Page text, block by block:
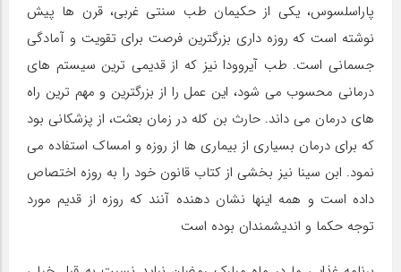
پاراسلسوس، یکی از حکیمان طب سنتی غربی، قرن ها پیش
نوشته است که روزه داری بزرگترین فرصت برای تقویت و آمادگی
جسمانی است. طب آیروودا نیز که از قدیمی ترین سیستم های
درمانی محسوب می شود، این عمل را از بزرگترین و مهم ترین راه
های درمان می داند. حارث بن کله در زمان بعثت، از پزشکانی بود
که برای درمان بسیاری از بیماری ها از روزه و امساک استفاده می
نمود. ابن سینا نیز بخشی از کتاب قانون خود را به روزه اختصاص
داده است و همه اینها نشان دهنده آنند که روزه از قدیم مورد
توجه حکما و اندیشمندان بوده است